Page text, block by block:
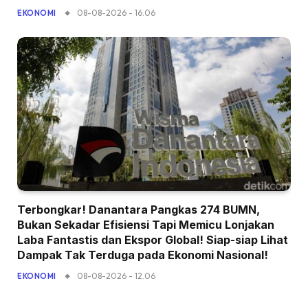
EKONOMI 08-08-2026 - 16.06
Terbongkar! Danantara Pangkas 274 BUMN,
Bukan Sekadar Efisiensi Tapi Memicu Lonjakan
Laba Fantastis dan Ekspor Global! Siap-siap Lihat
Dampak Tak Terduga pada Ekonomi Nasional!
EKONOMI 08-08-2026 - 12.06